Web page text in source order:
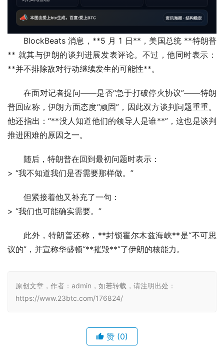
BlockBeats 消息，**5 月 1 日**，美国总统 **特朗普
** 就其与伊朗的谈判进展发表评论。不过，他同时表示：
**并不排除敌对行动继续发生的可能性**。
在面对记者提问——是否“急于打破停火协议”——特朗
普回应称，伊朗方面态度“顽固”，因此双方谈判问题重重。
他还指出：“**没人知道他们的领导人是谁**”，这也是谈判
推进困难的原因之一。
随后，特朗普在回到最初问题时表示：
> “我不知道我们是否需要那样做。”
但紧接着他又补充了一句：
> “我们也可能确实需要。”
此外，特朗普还称，**封锁霍尔木兹海峡**是“不可思
议的”，并宣称华盛顿“**摧毁**”了伊朗的核能力。
原创文章，作者：admin，如若转载，请注明出处：
https://www.23btc.com/176824/
赞 (0)